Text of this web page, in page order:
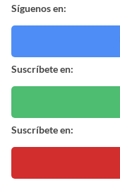
Síguenos en:
Suscríbete en:
Suscríbete en: